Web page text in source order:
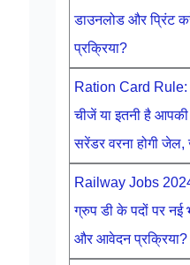
डाउनलोड और प्रिंट
प्रक्रिया?
Ration Card Rule:
चीजें या इतनी है आपकी
सरेंडर वरना होगी जेल,
Railway Jobs
ग्रुप डी के पदों पर नई
और आवेदन प्रक्रिया?